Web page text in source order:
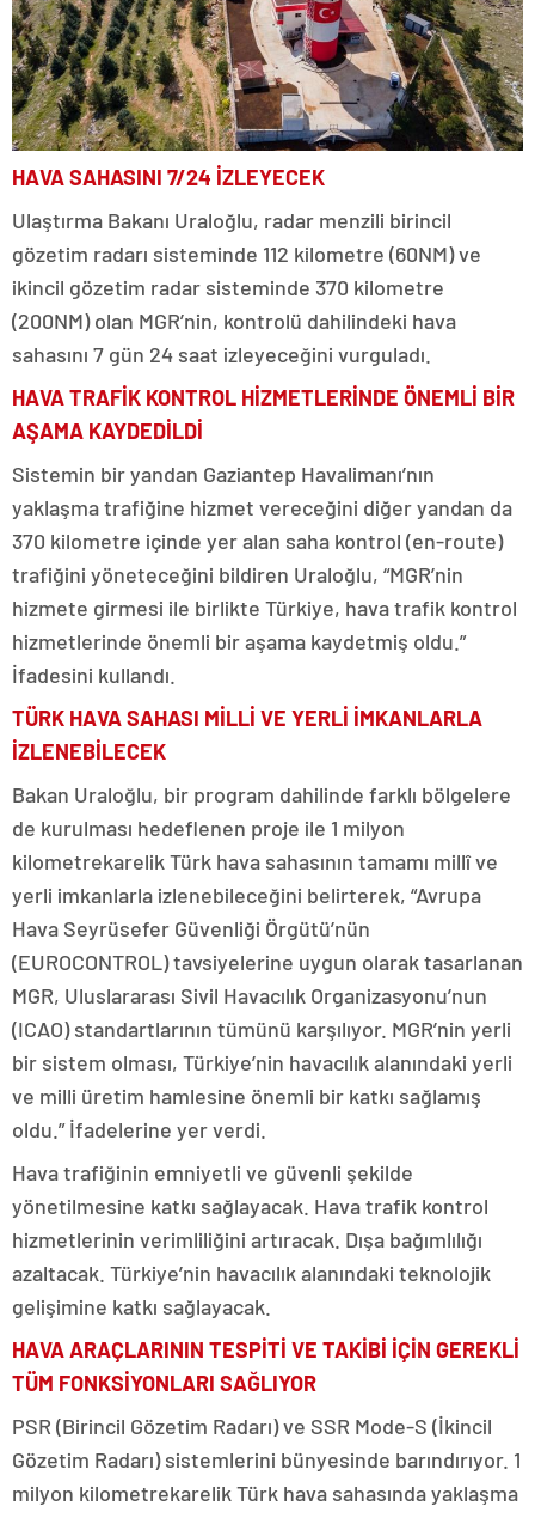
HAVA SAHASINI 7/24 İZLEYECEK
Ulaştırma Bakanı Uraloğlu, radar menzili birincil
gözetim radarı sisteminde 112 kilometre (60NM) ve
ikincil gözetim radar sisteminde 370 kilometre
(200NM) olan MGR’nin, kontrolü dahilindeki hava
sahasını 7 gün 24 saat izleyeceğini vurguladı.
HAVA TRAFİK KONTROL HİZMETLERİNDE ÖNEMLİ BİR
AŞAMA KAYDEDİLDİ
Sistemin bir yandan Gaziantep Havalimanı’nın
yaklaşma trafiğine hizmet vereceğini diğer yandan da
370 kilometre içinde yer alan saha kontrol (en-route)
trafiğini yöneteceğini bildiren Uraloğlu, “MGR’nin
hizmete girmesi ile birlikte Türkiye, hava trafik kontrol
hizmetlerinde önemli bir aşama kaydetmiş oldu.”
İfadesini kullandı.
TÜRK HAVA SAHASI MİLLİ VE YERLİ İMKANLARLA
İZLENEBİLECEK
Bakan Uraloğlu, bir program dahilinde farklı bölgelere
de kurulması hedeflenen proje ile 1 milyon
kilometrekarelik Türk hava sahasının tamamı millî ve
yerli imkanlarla izlenebileceğini belirterek, “Avrupa
Hava Seyrüsefer Güvenliği Örgütü’nün
(EUROCONTROL) tavsiyelerine uygun olarak tasarlanan
MGR, Uluslararası Sivil Havacılık Organizasyonu’nun
(ICAO) standartlarının tümünü karşılıyor. MGR’nin yerli
bir sistem olması, Türkiye’nin havacılık alanındaki yerli
ve milli üretim hamlesine önemli bir katkı sağlamış
oldu.” İfadelerine yer verdi.
Hava trafiğinin emniyetli ve güvenli şekilde
yönetilmesine katkı sağlayacak. Hava trafik kontrol
hizmetlerinin verimliliğini artıracak. Dışa bağımlılığı
azaltacak. Türkiye’nin havacılık alanındaki teknolojik
gelişimine katkı sağlayacak.
HAVA ARAÇLARININ TESPİTİ VE TAKİBİ İÇİN GEREKLİ
TÜM FONKSİYONLARI SAĞLIYOR
PSR (Birincil Gözetim Radarı) ve SSR Mode-S (İkincil
Gözetim Radarı) sistemlerini bünyesinde barındırıyor. 1
milyon kilometrekarelik Türk hava sahasında yaklaşma